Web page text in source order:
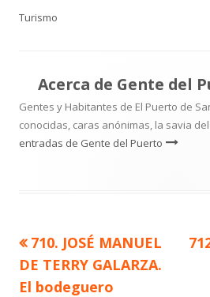
Turismo
Acerca de Gente del
Gentes y Habitantes de El Puerto de
conocidas, caras anónimas, la savia
entradas de Gente del Puerto
Navegación
de
Artículo
anterior
710. JOSÉ MANUEL
DE TERRY GALARZA.
El bodeguero